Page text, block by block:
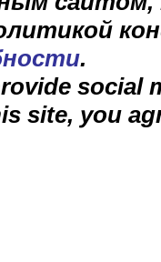
.
social
site, you